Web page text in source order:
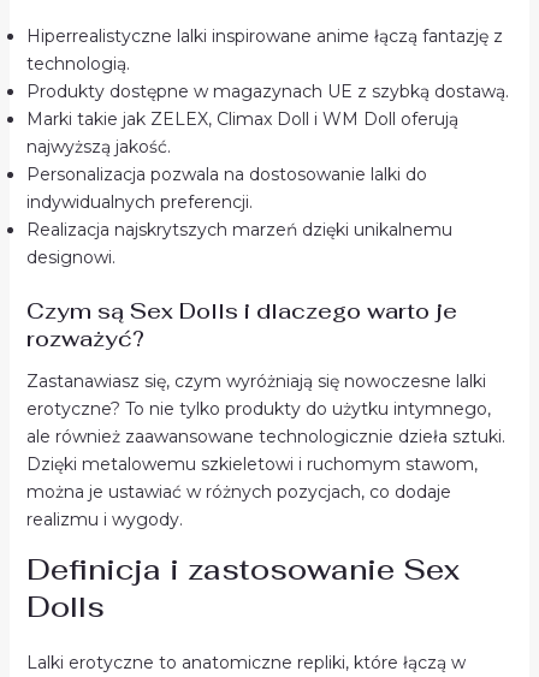
Hiperrealistyczne lalki inspirowane anime łączą fantazję z
technologią.
Produkty dostępne w magazynach UE z szybką dostawą.
Marki takie jak ZELEX, Climax Doll i WM Doll oferują
najwyższą jakość.
Personalizacja pozwala na dostosowanie lalki do
indywidualnych preferencji.
Realizacja najskrytszych marzeń dzięki unikalnemu
designowi.
Czym są Sex Dolls i dlaczego warto je
rozważyć?
Zastanawiasz się, czym wyróżniają się nowoczesne lalki
erotyczne? To nie tylko produkty do użytku intymnego,
ale również zaawansowane technologicznie dzieła sztuki.
Dzięki metalowemu szkieletowi i ruchomym stawom,
można je ustawiać w różnych pozycjach, co dodaje
realizmu i wygody.
Definicja i zastosowanie Sex
Dolls
Lalki erotyczne to anatomiczne repliki, które łączą w